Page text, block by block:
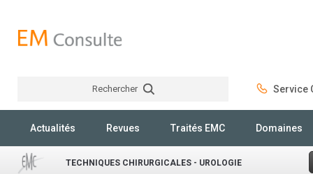
Rechercher Service
Actualités Revues Traités EMC Domaines
TECHNIQUES CHIRURGICALES - UROLOGIE